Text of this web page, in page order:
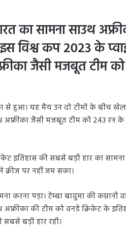
का सामना साउथ
विश्व कप 2023 के
जैसी मजबूत टीम
से हुआ। यह मैय उन दो टीमों के बीच
अफ्रीका जैसी मजबूत टीम को 243 रन
इतिहास की सबसे बड़ी हार का
पर नहीं जम सका।
पड़ा। टेम्बा बावुमा की कप्तानी
की टीम को वनडे क्रिकेट के
बड़ी हार रही।